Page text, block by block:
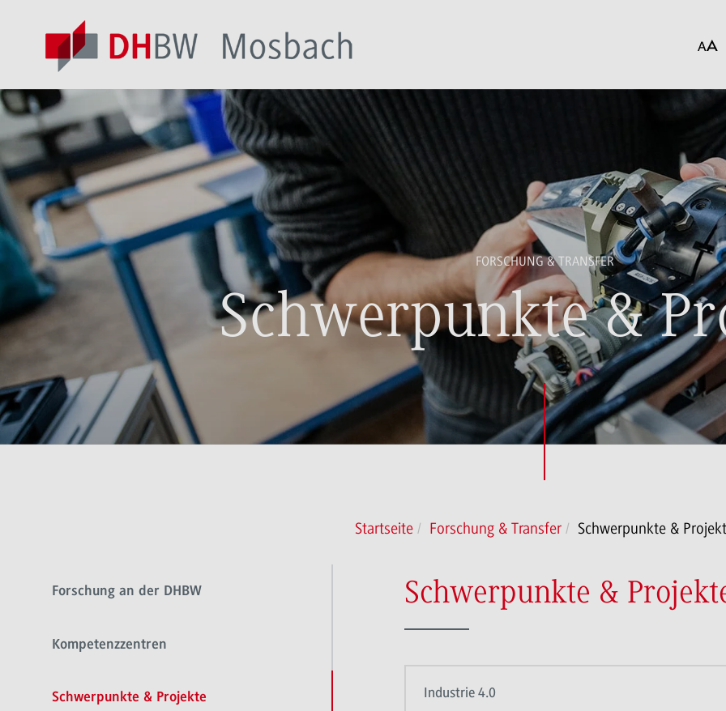
FORSCHUNG & TRANSFER
Schwerpunkte &
Startseite Forschung & Transfer Schwerpunkte &
Forschung an der DHBW
Kompetenzzentren
Schwerpunkte & Projekte
Schwerpunkte &
Industrie 4.0